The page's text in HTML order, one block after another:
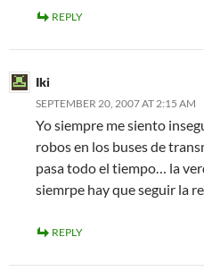
REPLY
Iki
SEPTEMBER 20, 2007 AT 2:15 AM
Yo siempre me siento
robos en los buses de
pasa todo el tiempo… la
siemrpe hay que seguir la
REPLY